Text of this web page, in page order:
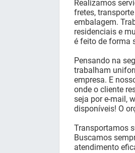
Realizamos
fretes,
embalagem.
residenciais e
é feito de forma
Pensando na
trabalham
empresa. E
onde o cliente
seja por e-mail,
disponíveis! O
Transportamos
Buscamos
atendimento